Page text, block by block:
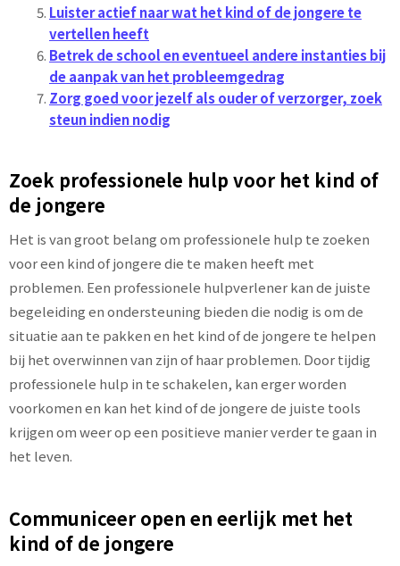
Luister actief naar wat het kind of de jongere te
vertellen heeft
Betrek de school en eventueel andere instanties bij
de aanpak van het probleemgedrag
Zorg goed voor jezelf als ouder of verzorger, zoek
steun indien nodig
Zoek professionele hulp voor het kind of
de jongere
Het is van groot belang om professionele hulp te zoeken
voor een kind of jongere die te maken heeft met
problemen. Een professionele hulpverlener kan de juiste
begeleiding en ondersteuning bieden die nodig is om de
situatie aan te pakken en het kind of de jongere te helpen
bij het overwinnen van zijn of haar problemen. Door tijdig
professionele hulp in te schakelen, kan erger worden
voorkomen en kan het kind of de jongere de juiste tools
krijgen om weer op een positieve manier verder te gaan in
het leven.
Communiceer open en eerlijk met het
kind of de jongere